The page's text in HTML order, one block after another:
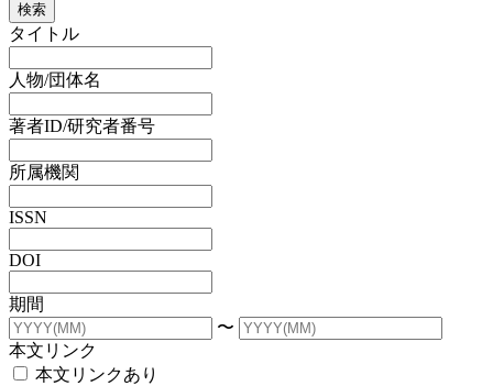
検索
タイトル
人物/団体名
著者ID/研究者番号
所属機関
ISSN
DOI
期間
〜
本文リンク
本文リンクあり